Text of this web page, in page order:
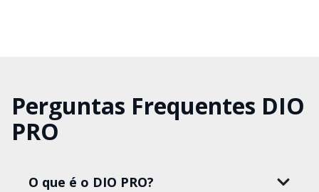
Perguntas Frequentes DIO
PRO
O que é o DIO PRO?